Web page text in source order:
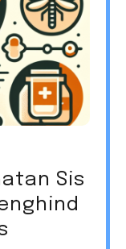
Sis